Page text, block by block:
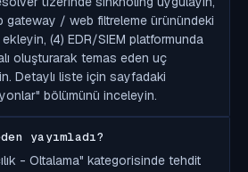
gateway / web filtreleme ürünündeki
(4) EDR/SIEM platformunda
oluşturarak temas eden uç
Detaylı liste için sayfadaki
bölümünü inceleyin.
yayımladı?
- Oltalama" kategorisinde tehdit